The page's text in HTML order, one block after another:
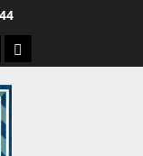
Dribbble